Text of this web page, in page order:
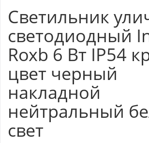
Светильник
светодиодный
Roxb 6 Вт IP54
цвет черный
накладной
нейтральный
свет